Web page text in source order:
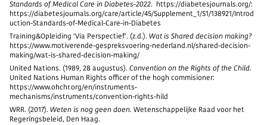
Standards of Medical Care in Diabetes-2022. https://diabetesjournals.org/:
https://diabetesjournals.org/care/article/45/Supplement_1/S1/138921/Introd
uction-Standards-of-Medical-Care-in-Diabetes
Training&Opleiding ‘Via Perspectief’. (z.d.). Wat is Shared decision making?
https://www.motiverende-gespreksvoering-nederland.nl/shared-decision-
making/wat-is-shared-decision-making/
United Nations. (1989, 28 augustus). Convention on the Rights of the Child.
United Nations Human Rights officer of the hogh commisioner:
https://www.ohchr.org/en/instruments-
mechanisms/instruments/convention-rights-hild
WRR. (2017). Weten is nog geen doen. Wetenschappelijke Raad voor het
Regeringsbeleid, Den Haag.